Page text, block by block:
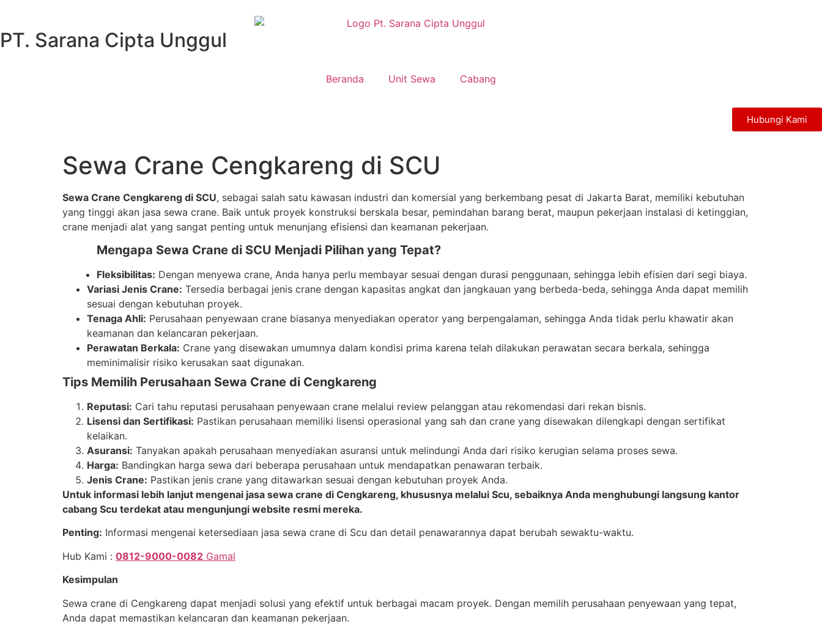
PT. Sarana Cipta Unggul
Beranda Unit Sewa Cabang
Hubungi Kami
Sewa Crane Cengkareng di SCU
Sewa Crane Cengkareng di SCU, sebagai salah satu kawasan industri dan komersial yang berkembang pesat di Jakarta Barat, memiliki kebutuhan
yang tinggi akan jasa sewa crane. Baik untuk proyek konstruksi berskala besar, pemindahan barang berat, maupun pekerjaan instalasi di ketinggian,
crane menjadi alat yang sangat penting untuk menunjang efisiensi dan keamanan pekerjaan.
Mengapa Sewa Crane di SCU Menjadi Pilihan yang Tepat?
Fleksibilitas: Dengan menyewa crane, Anda hanya perlu membayar sesuai dengan durasi penggunaan, sehingga lebih efisien dari segi biaya.
Variasi Jenis Crane: Tersedia berbagai jenis crane dengan kapasitas angkat dan jangkauan yang berbeda-beda, sehingga Anda dapat memilih
sesuai dengan kebutuhan proyek.
Tenaga Ahli: Perusahaan penyewaan crane biasanya menyediakan operator yang berpengalaman, sehingga Anda tidak perlu khawatir akan
keamanan dan kelancaran pekerjaan.
Perawatan Berkala: Crane yang disewakan umumnya dalam kondisi prima karena telah dilakukan perawatan secara berkala, sehingga
meminimalisir risiko kerusakan saat digunakan.
Tips Memilih Perusahaan Sewa Crane di Cengkareng
Reputasi: Cari tahu reputasi perusahaan penyewaan crane melalui review pelanggan atau rekomendasi dari rekan bisnis.
Lisensi dan Sertifikasi: Pastikan perusahaan memiliki lisensi operasional yang sah dan crane yang disewakan dilengkapi dengan sertifikat
kelaikan.
Asuransi: Tanyakan apakah perusahaan menyediakan asuransi untuk melindungi Anda dari risiko kerugian selama proses sewa.
Harga: Bandingkan harga sewa dari beberapa perusahaan untuk mendapatkan penawaran terbaik.
Jenis Crane: Pastikan jenis crane yang ditawarkan sesuai dengan kebutuhan proyek Anda.
Untuk informasi lebih lanjut mengenai jasa sewa crane di Cengkareng, khususnya melalui Scu, sebaiknya Anda menghubungi langsung kantor
cabang Scu terdekat atau mengunjungi website resmi mereka.
Penting: Informasi mengenai ketersediaan jasa sewa crane di Scu dan detail penawarannya dapat berubah sewaktu-waktu.
Hub Kami : 0812-9000-0082 Gamal
Kesimpulan
Sewa crane di Cengkareng dapat menjadi solusi yang efektif untuk berbagai macam proyek. Dengan memilih perusahaan penyewaan yang tepat,
Anda dapat memastikan kelancaran dan keamanan pekerjaan.